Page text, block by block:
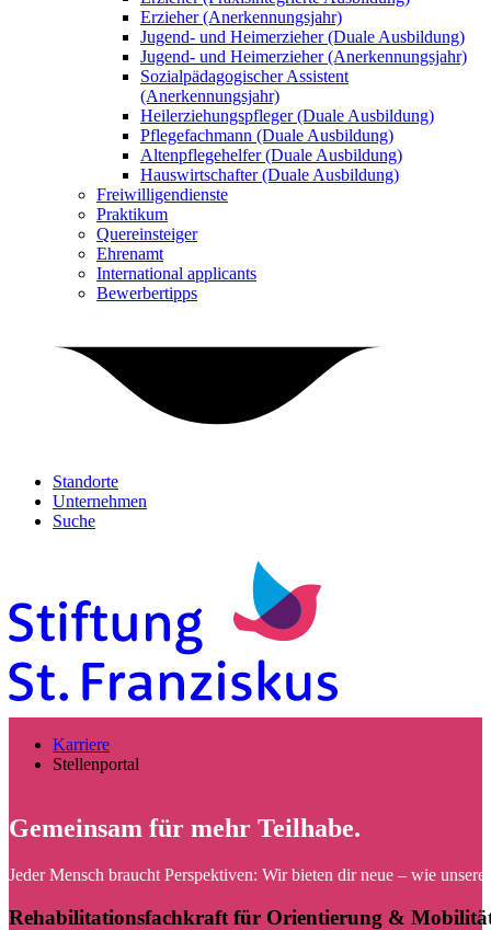
Erzieher (Anerkennungsjahr)
Jugend- und Heimerzieher (Duale Ausbildung)
Jugend- und Heimerzieher (Anerkennungsjahr)
Sozialpädagogischer Assistent
(Anerkennungsjahr)
Heilerziehungspfleger (Duale Ausbildung)
Pflegefachmann (Duale Ausbildung)
Altenpflegehelfer (Duale Ausbildung)
Hauswirtschafter (Duale Ausbildung)
Freiwilligendienste
Praktikum
Quereinsteiger
Ehrenamt
International applicants
Bewerbertipps
Standorte
Unternehmen
Suche
Karriere
Stellenportal
Gemeinsam für mehr Teilhabe.
Jeder Mensch braucht Perspektiven: Wir bieten dir neue – wie
Rehabilitationsfachkraft für Orientierung &